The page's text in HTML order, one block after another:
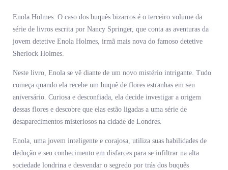
Enola Holmes: O caso dos buquês bizarros é o terceiro volume da
série de livros escrita por Nancy Springer, que conta as aventuras da
jovem detetive Enola Holmes, irmã mais nova do famoso detetive
Sherlock Holmes.
Neste livro, Enola se vê diante de um novo mistério intrigante. Tudo
começa quando ela recebe um buquê de flores estranhas em seu
aniversário. Curiosa e desconfiada, ela decide investigar a origem
dessas flores e descobre que elas estão ligadas a uma série de
desaparecimentos misteriosos na cidade de Londres.
Enola, uma jovem inteligente e corajosa, utiliza suas habilidades de
dedução e seu conhecimento em disfarces para se infiltrar na alta
sociedade londrina e desvendar o segredo por trás dos buquês